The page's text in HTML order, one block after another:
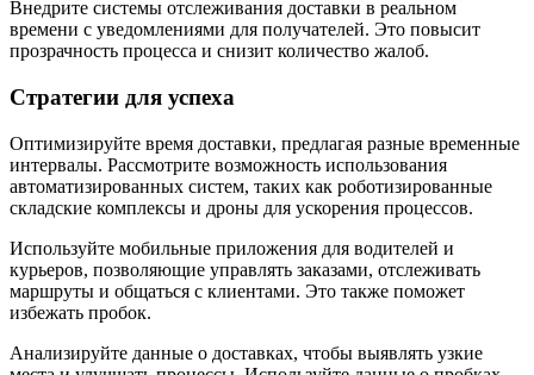
Внедрите системы отслеживания доставки в реальном
времени с уведомлениями для получателей. Это повысит
прозрачность процесса и снизит количество жалоб.
Стратегии для успеха
Оптимизируйте время доставки, предлагая разные временные
интервалы. Рассмотрите возможность использования
автоматизированных систем, таких как роботизированные
складские комплексы и дроны для ускорения процессов.
Используйте мобильные приложения для водителей и
курьеров, позволяющие управлять заказами, отслеживать
маршруты и общаться с клиентами. Это также поможет
избежать пробок.
Анализируйте данные о доставках, чтобы выявлять узкие